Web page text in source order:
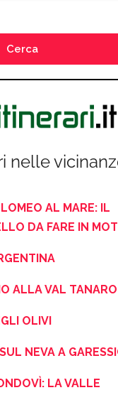
Cerca
nelle
AL MARE: IL
DA FARE IN
ALLA VAL TANARO
OLIVI
NEVA A
LA VALLE